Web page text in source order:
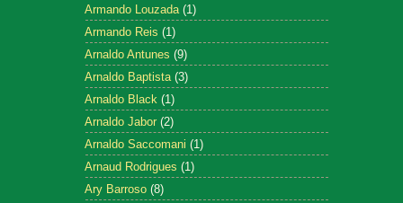
Armando Louzada (1)
Armando Reis (1)
Arnaldo Antunes (9)
Arnaldo Baptista (3)
Arnaldo Black (1)
Arnaldo Jabor (2)
Arnaldo Saccomani (1)
Arnaud Rodrigues (1)
Ary Barroso (8)